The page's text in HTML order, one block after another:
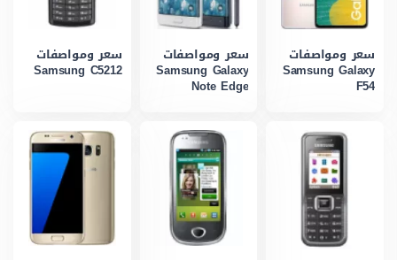
سعر ومواصفات
Samsung Galaxy
F54
سعر ومواصفات
Samsung Galaxy
Note Edge
سعر ومواصفات
Samsung C5212